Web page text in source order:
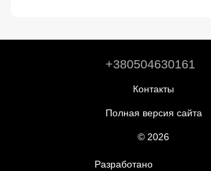
+380504630161
Контакты
Полная версия сайта
© 2026
Разработано